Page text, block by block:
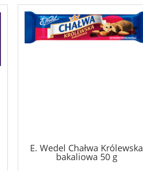
E. Wedel Chałwa Królewska
bakaliowa 50 g